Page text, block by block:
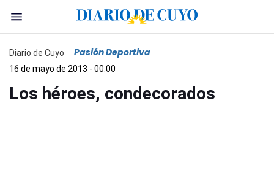
Diario de Cuyo Pasión Deportiva
16 de mayo de 2013 - 00:00
Los héroes, condecorados